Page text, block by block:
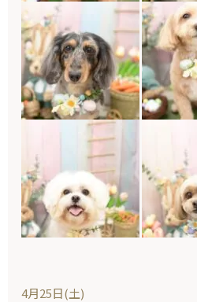
4月25日(土)